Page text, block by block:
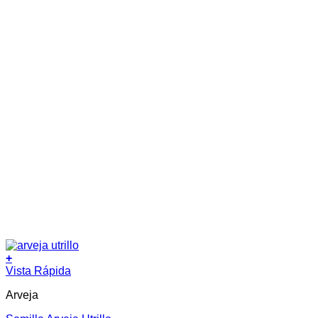
+
Este
tiene
Vista Rápida
Arveja